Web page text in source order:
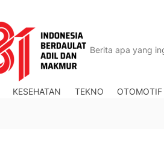
KESEHATAN TEKNO OTOMOTIF